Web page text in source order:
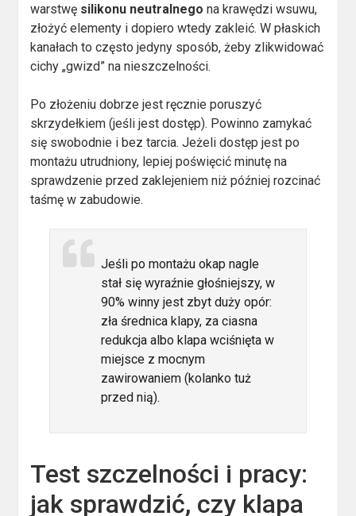
warstwę silikonu neutralnego na krawędzi wsuwu,
złożyć elementy i dopiero wtedy zakleić. W płaskich
kanałach to często jedyny sposób, żeby zlikwidować
cichy „gwizd” na nieszczelności.
Po złożeniu dobrze jest ręcznie poruszyć
skrzydełkiem (jeśli jest dostęp). Powinno zamykać
się swobodnie i bez tarcia. Jeżeli dostęp jest po
montażu utrudniony, lepiej poświęcić minutę na
sprawdzenie przed zaklejeniem niż później rozcinać
taśmę w zabudowie.
Jeśli po montażu okap nagle
stał się wyraźnie głośniejszy, w
90% winny jest zbyt duży opór:
zła średnica klapy, za ciasna
redukcja albo klapa wciśnięta w
miejsce z mocnym
zawirowaniem (kolanko tuż
przed nią).
Test szczelności i pracy:
jak sprawdzić, czy klapa